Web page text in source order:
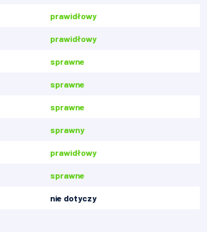
prawidłowy
prawidłowy
sprawne
sprawne
sprawne
sprawny
prawidłowy
sprawne
nie dotyczy